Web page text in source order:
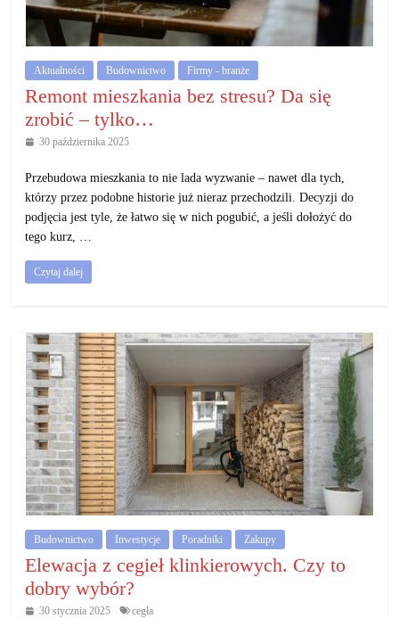
gospodarczą.
Porady
biznesowe
Aktualności Budownictwo Firmy - branże
Remont mieszkania bez stresu? Da się
zrobić – tylko…
30 października 2025
Przebudowa mieszkania to nie lada wyzwanie – nawet dla tych,
którzy przez podobne historie już nieraz przechodzili. Decyzji do
podjęcia jest tyle, że łatwo się w nich pogubić, a jeśli dołożyć do
tego kurz, …
Czytaj dalej
Budownictwo Inwestycje Poradniki Zakupy
Elewacja z cegieł klinkierowych. Czy to
dobry wybór?
30 stycznia 2025 cegła